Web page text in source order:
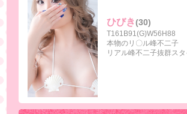
ひびき(30)
T161B91(G)W56H88
本物のリ〇ル峰不二子
リアル峰不二子抜群ス